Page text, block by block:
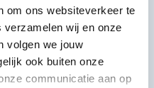
om ons websiteverkeer te
wij en onze
volgen we jouw
ook buiten onze
communicatie aan op